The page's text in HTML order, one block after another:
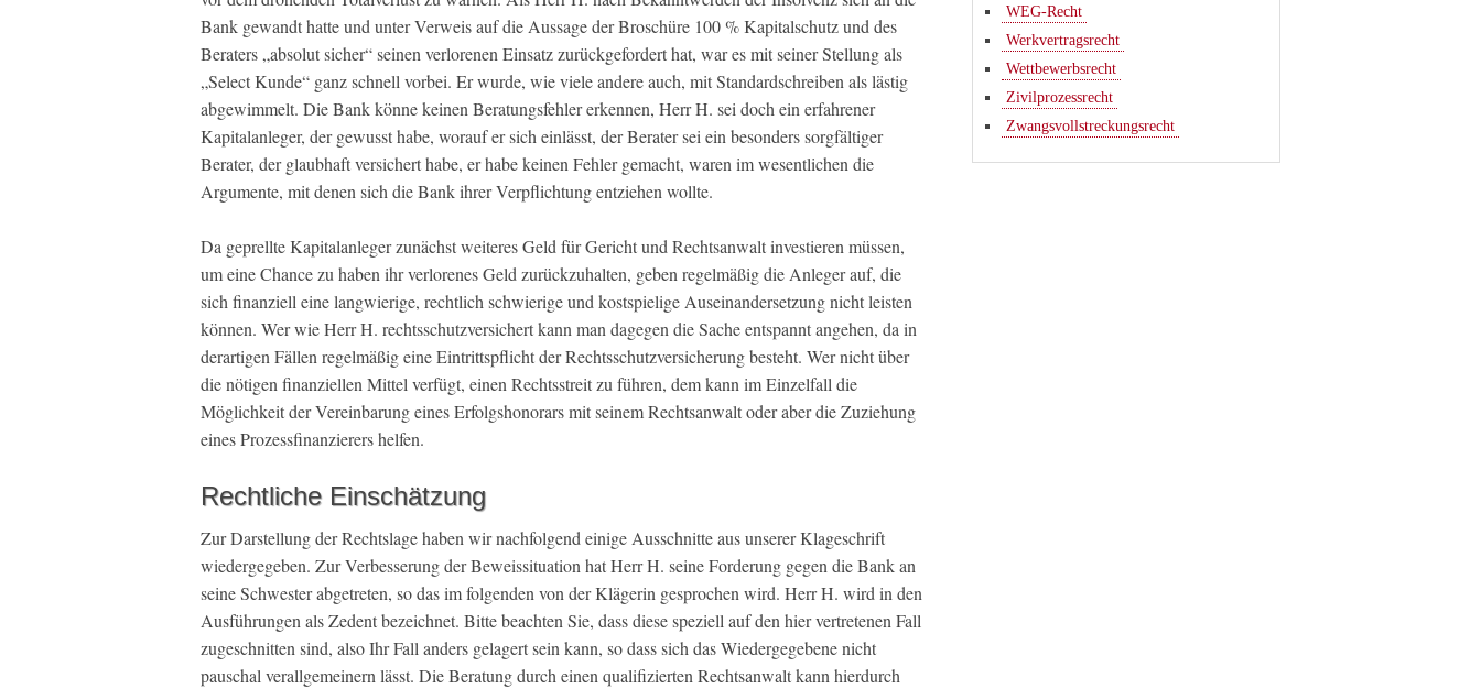
Bank gewandt hatte und unter Verweis auf die Aussage der Broschüre 100 % Kapitalschutz und des
Beraters „absolut sicher“ seinen verlorenen Einsatz zurückgefordert hat, war es mit seiner Stellung als
„Select Kunde“ ganz schnell vorbei. Er wurde, wie viele andere auch, mit Standardschreiben als lästig
abgewimmelt. Die Bank könne keinen Beratungsfehler erkennen, Herr H. sei doch ein erfahrener
Kapitalanleger, der gewusst habe, worauf er sich einlässt, der Berater sei ein besonders sorgfältiger
Berater, der glaubhaft versichert habe, er habe keinen Fehler gemacht, waren im wesentlichen die
Argumente, mit denen sich die Bank ihrer Verpflichtung entziehen wollte.
Da geprellte Kapitalanleger zunächst weiteres Geld für Gericht und Rechtsanwalt investieren müssen,
um eine Chance zu haben ihr verlorenes Geld zurückzuhalten, geben regelmäßig die Anleger auf, die
sich finanziell eine langwierige, rechtlich schwierige und kostspielige Auseinandersetzung nicht leisten
können. Wer wie Herr H. rechtsschutzversichert kann man dagegen die Sache entspannt angehen, da in
derartigen Fällen regelmäßig eine Eintrittspflicht der Rechtsschutzversicherung besteht. Wer nicht über
die nötigen finanziellen Mittel verfügt, einen Rechtsstreit zu führen, dem kann im Einzelfall die
Möglichkeit der Vereinbarung eines Erfolgshonorars mit seinem Rechtsanwalt oder aber die Zuziehung
eines Prozessfinanzierers helfen.
Rechtliche Einschätzung
Zur Darstellung der Rechtslage haben wir nachfolgend einige Ausschnitte aus unserer Klageschrift
wiedergegeben. Zur Verbesserung der Beweissituation hat Herr H. seine Forderung gegen die Bank an
seine Schwester abgetreten, so das im folgenden von der Klägerin gesprochen wird. Herr H. wird in den
Ausführungen als Zedent bezeichnet. Bitte beachten Sie, dass diese speziell auf den hier vertretenen Fall
zugeschnitten sind, also Ihr Fall anders gelagert sein kann, so dass sich das Wiedergegebene nicht
pauschal verallgemeinern lässt. Die Beratung durch einen qualifizierten Rechtsanwalt kann hierdurch
WEG-Recht
Werkvertragsrecht
Wettbewerbsrecht
Zivilprozessrecht
Zwangsvollstreckungsrecht